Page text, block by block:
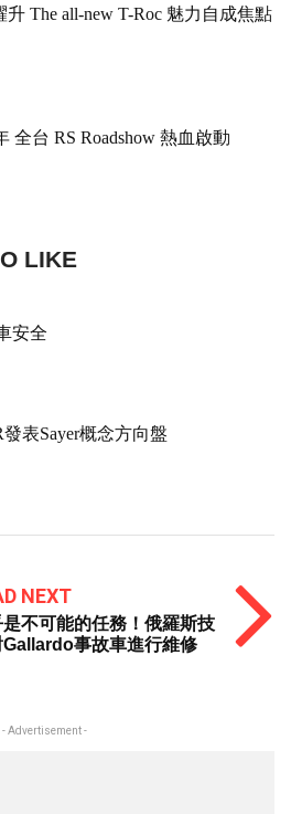
The all-new T-Roc 魅力自成焦點
全台 RS Roadshow 熱血啟動
LIKE
安全
表Sayer概念方向盤
NEXT
不可能的任務！俄羅斯技
Gallardo事故車進行維修
- Advertisement -